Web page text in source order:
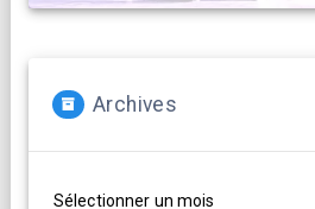
Archives